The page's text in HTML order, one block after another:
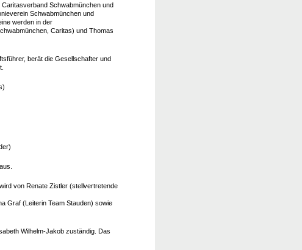
Schwabmünchen und
Schwabmünchen und
werden in der
Caritas) und Thomas
berät die Gesellschafter und
von Renate Zistler (stellvertretende
Graf (Leiterin Team Stauden) sowie
Wilhelm-Jakob zuständig. Das